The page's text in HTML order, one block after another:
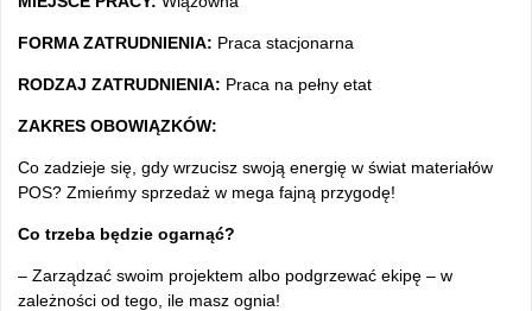
FORMA ZATRUDNIENIA: Praca stacjonarna
RODZAJ ZATRUDNIENIA: Praca na pełny etat
ZAKRES OBOWIĄZKÓW:
Co zadzieje się, gdy wrzucisz swoją energię w świat materiałów
POS? Zmieńmy sprzedaż w mega fajną przygodę!
Co trzeba będzie ogarnąć?
– Zarządzać swoim projektem albo podgrzewać ekipę – w
zależności od tego, ile masz ognia!